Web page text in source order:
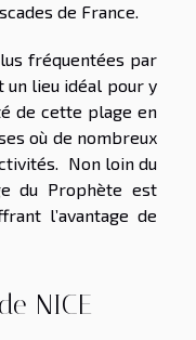
de France.
fréquentées par
un lieu idéal pour y
de cette plage en
où de nombreux
Non loin du
du Prophète est
l’avantage de
NICE